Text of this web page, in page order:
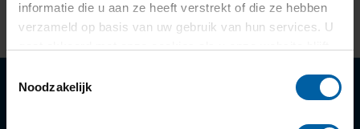
informatie die u aan ze heeft verstrekt of die ze hebben
verzameld op basis van uw gebruik van hun services. U
Noodzakelijk